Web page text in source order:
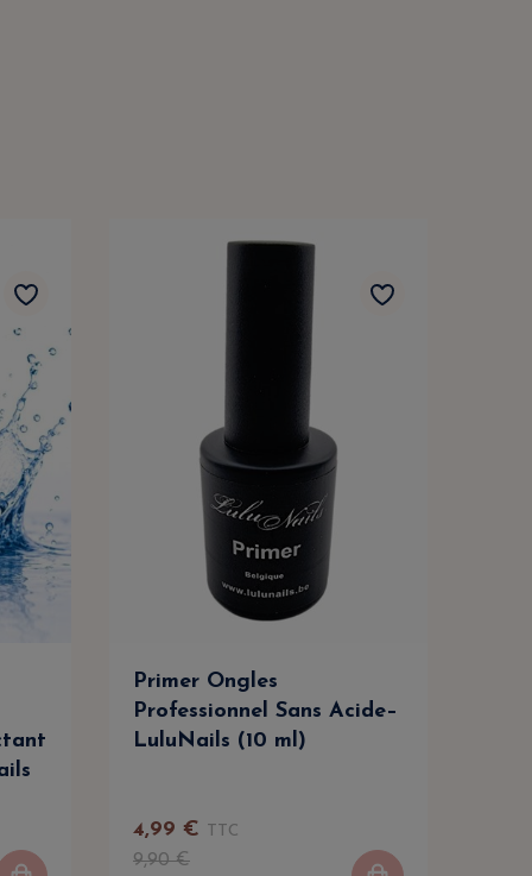
Primer Ongles
Professionnel Sans Acide–
LuluNails (10 ml)
4,99 € TTC
9,90€